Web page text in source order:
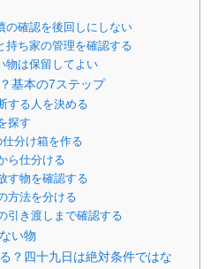
の確認を後回しにしない
持ち家の管理を確認する
物は保留してよい
基本の7ステップ
する人を決める
探す
分け箱を作る
ら仕分ける
す物を確認する
方法を分ける
引き渡しまで確認する
い物
？四十九日は絶対条件ではな